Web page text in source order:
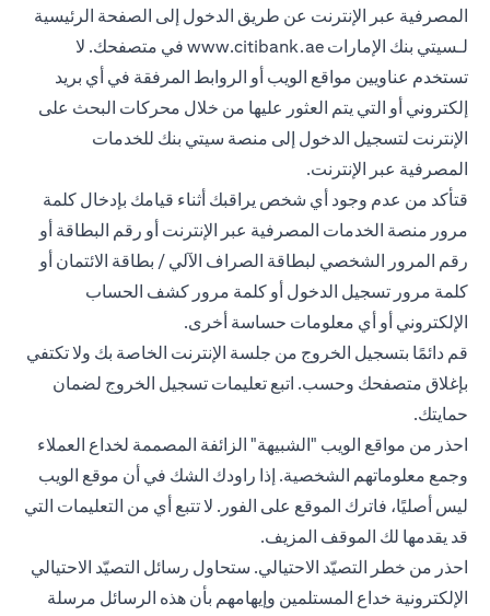
المصرفية عبر الإنترنت عن طريق الدخول إلى الصفحة الرئيسية
لـسيتي بنك الإمارات www.citibank.ae في متصفحك. لا
تستخدم عناويين مواقع الويب أو الروابط المرفقة في أي بريد
إلكتروني أو التي يتم العثور عليها من خلال محركات البحث على
الإنترنت لتسجيل الدخول إلى منصة سيتي بنك للخدمات
المصرفية عبر الإنترنت.
قتأكد من عدم وجود أي شخص يراقبك أثناء قيامك بإدخال كلمة
مرور منصة الخدمات المصرفية عبر الإنترنت أو رقم البطاقة أو
رقم المرور الشخصي لبطاقة الصراف الآلي / بطاقة الائتمان أو
كلمة مرور تسجيل الدخول أو كلمة مرور كشف الحساب
الإلكتروني أو أي معلومات حساسة أخرى.
قم دائمًا بتسجيل الخروج من جلسة الإنترنت الخاصة بك ولا تكتفي
بإغلاق متصفحك وحسب. اتبع تعليمات تسجيل الخروج لضمان
حمايتك.
احذر من مواقع الويب "الشبيهة" الزائفة المصممة لخداع العملاء
وجمع معلوماتهم الشخصية. إذا راودك الشك في أن موقع الويب
ليس أصليًا، فاترك الموقع على الفور. لا تتبع أي من التعليمات التي
قد يقدمها لك الموقف المزيف.
احذر من خطر التصيّد الاحتيالي. ستحاول رسائل التصيّد الاحتيالي
الإلكترونية خداع المستلمين وإيهامهم بأن هذه الرسائل مرسلة